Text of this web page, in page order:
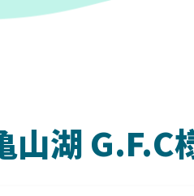
湖 G.F.C